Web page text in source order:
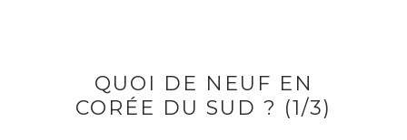
QUOI DE NEUF EN
CORÉE DU SUD ? (1/3)